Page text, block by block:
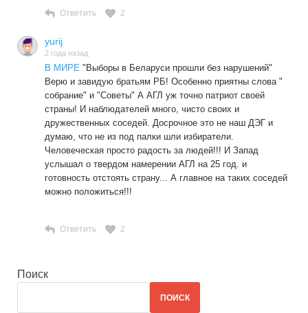
Ответить 2
yurij
2 года назад
В МИРЕ "Выборы в Беларуси прошли без нарушений"
Верю и завидую братьям РБ! Особенно приятны слова "
собрание" и "Советы" А АГЛ уж точно патриот своей
страны! И наблюдателей много, чисто своих и
дружественных соседей. Досрочное это не наш ДЭГ и
думаю, что не из под палки шли избиратели.
Человеческая просто радость за людей!!! И Запад
услышал о твердом намерении АГЛ на 25 год. и
готовность отстоять страну... А главное на таких соседей
можно положиться!!!
Ответить 2
Поиск
ПОИСК